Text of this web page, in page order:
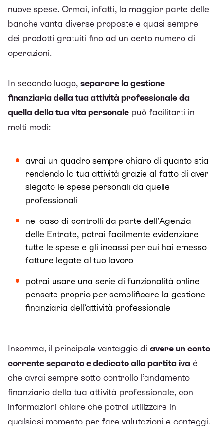
nuove spese. Ormai, infatti, la maggior parte delle
banche vanta diverse proposte e quasi sempre
dei prodotti gratuiti fino ad un certo numero di
operazioni.
In secondo luogo, separare la gestione
finanziaria della tua attività professionale da
quella della tua vita personale può facilitarti in
molti modi:
avrai un quadro sempre chiaro di quanto stia
rendendo la tua attività grazie al fatto di aver
slegato le spese personali da quelle
professionali
nel caso di controlli da parte dell’Agenzia
delle Entrate, potrai facilmente evidenziare
tutte le spese e gli incassi per cui hai emesso
fatture legate al tuo lavoro
potrai usare una serie di funzionalità online
pensate proprio per semplificare la gestione
finanziaria dell’attività professionale
Insomma, il principale vantaggio di avere un conto
corrente separato e dedicato alla partita iva è
che avrai sempre sotto controllo l’andamento
finanziario della tua attività professionale, con
informazioni chiare che potrai utilizzare in
qualsiasi momento per fare valutazioni e conteggi.